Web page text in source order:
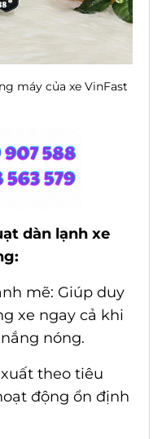
máy của xe VinFast
dàn lạnh xe
mẽ: Giúp duy
xe ngay cả khi
nóng.
theo tiêu
động ổn định